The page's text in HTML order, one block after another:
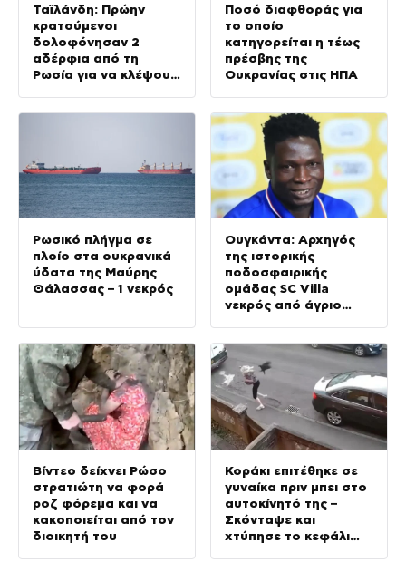
Ταϊλάνδη: Πρώην
κρατούμενοι
δολοφόνησαν 2
αδέρφια από τη
Ρωσία για να κλέψουν
Ποσό διαφθοράς για
το οποίο
κατηγορείται η τέως
πρέσβης της
Ουκρανίας στις ΗΠΑ
Ρωσικό πλήγμα σε
πλοίο στα ουκρανικά
ύδατα της Μαύρης
Θάλασσας – 1 νεκρός
Ουγκάντα: Αρχηγός
της ιστορικής
ποδοσφαιρικής
ομάδας SC Villa
νεκρός από άγριο
Βίντεο δείχνει Ρώσο
στρατιώτη να φορά
ροζ φόρεμα και να
κακοποιείται από τον
διοικητή του
Κοράκι επιτέθηκε σε
γυναίκα πριν μπει στο
αυτοκίνητό της –
Σκόνταψε και
χτύπησε το κεφάλι